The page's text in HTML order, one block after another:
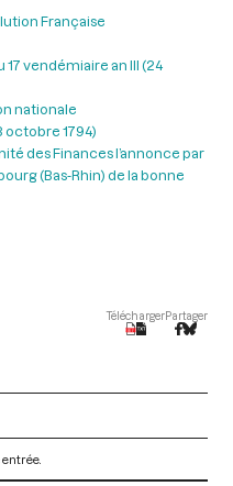
Française
17 vendémiaire an III (24
nationale
octobre 1794)
des Finances l’annonce par
(Bas-Rhin) de la bonne
TéléchargerPartager